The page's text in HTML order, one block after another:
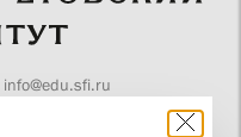
info@edu.sfi.ru